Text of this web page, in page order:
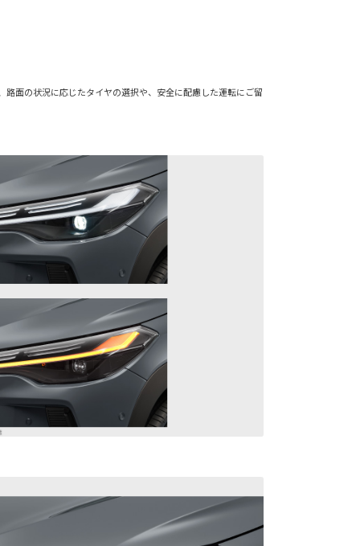
面の状況に応じたタイヤの選択や、安全に配慮した運転にご留